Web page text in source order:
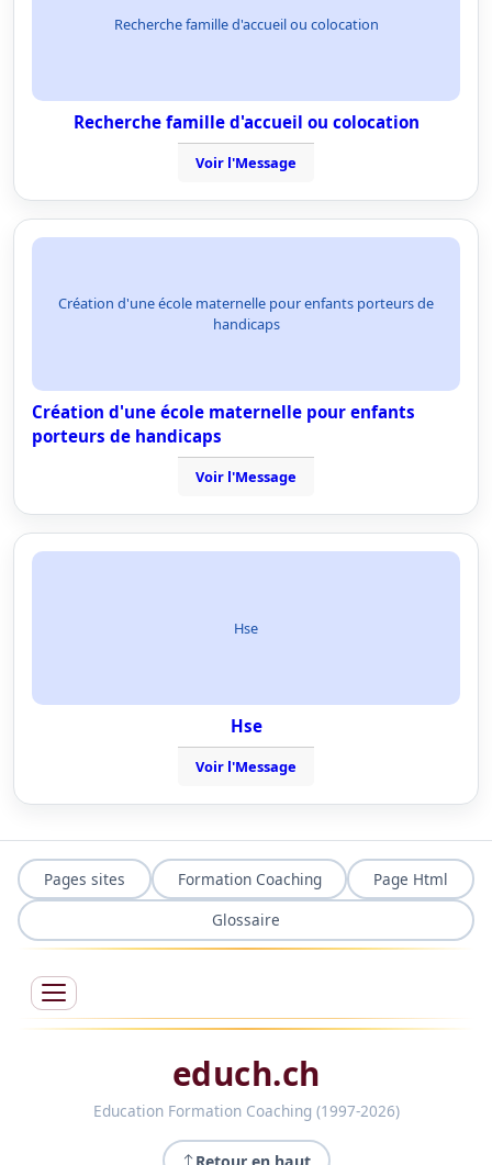
Recherche famille d'accueil ou colocation
Recherche famille d'accueil ou colocation
Voir l'Message
Création d'une école maternelle pour enfants porteurs de
handicaps
Création d'une école maternelle pour enfants
porteurs de handicaps
Voir l'Message
Hse
Hse
Voir l'Message
Pages sites Formation Coaching
Page Html
Glossaire
educh.ch
Education Formation Coaching (1997-2026)
Retour en haut